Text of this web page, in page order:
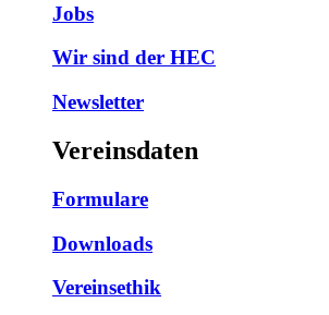
Jobs
Wir sind der HEC
Newsletter
Vereinsdaten
Formulare
Downloads
Vereinsethik